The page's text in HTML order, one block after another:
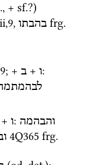
, + sf.?)
,9, בהבתו frg.
9; + ב + ו
ו: והבהמה
4Q365 frg.